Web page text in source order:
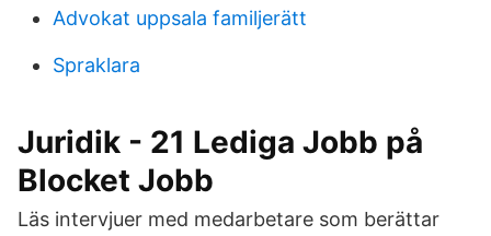
Advokat uppsala familjerätt
Spraklara
Juridik - 21 Lediga Jobb på
Blocket Jobb
Läs intervjuer med medarbetare som berättar